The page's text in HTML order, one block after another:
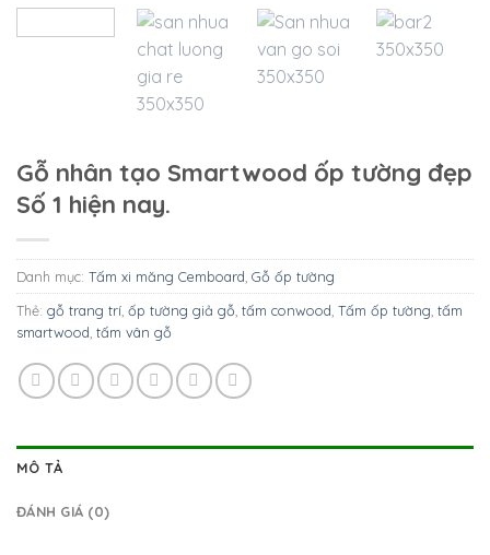
Gỗ nhân tạo Smartwood ốp tường đẹp
Số 1 hiện nay.
Danh mục: Tấm xi măng Cemboard Gỗ ốp tường
Thẻ: gỗ trang trí ốp tường giả gỗ tấm conwood Tấm ốp tường tấm
smartwood tấm vân gỗ
MÔ TẢ
ĐÁNH GIÁ (0)